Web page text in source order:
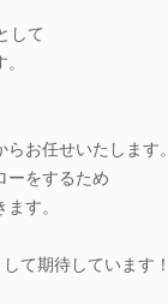
して
お任せいたします。
ーをするため
す。
て期待しています！